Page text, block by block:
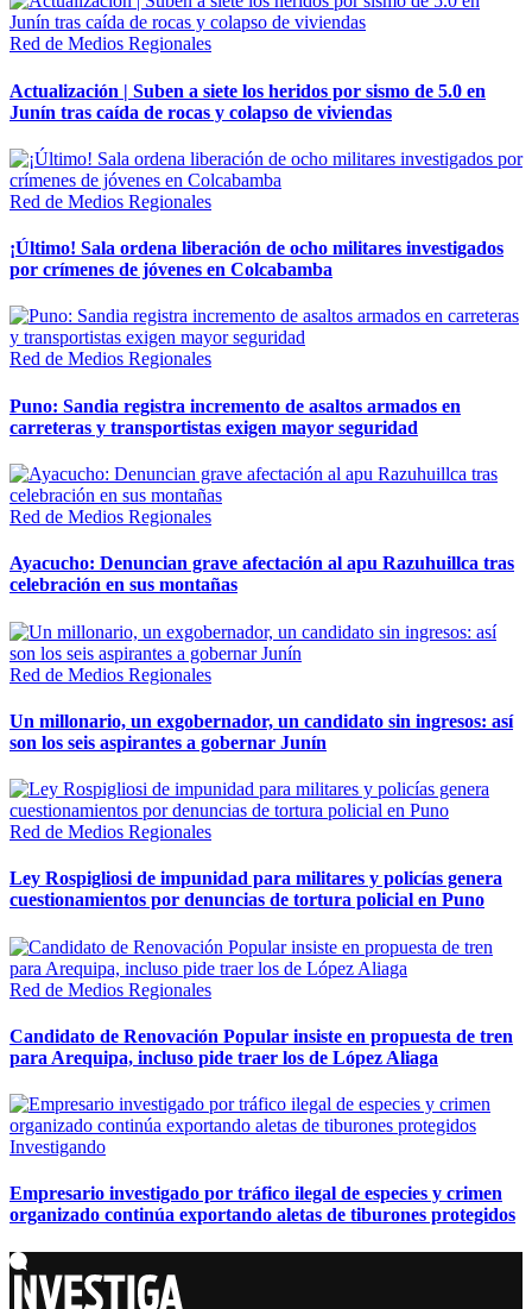
Red de Medios Regionales
Actualización | Suben a siete los heridos por sismo de 5.0 en
Junín tras caída de rocas y colapso de viviendas
Red de Medios Regionales
¡Último! Sala ordena liberación de ocho militares investigados
por crímenes de jóvenes en Colcabamba
Red de Medios Regionales
Puno: Sandia registra incremento de asaltos armados en
carreteras y transportistas exigen mayor seguridad
Red de Medios Regionales
Ayacucho: Denuncian grave afectación al apu Razuhuillca tras
celebración en sus montañas
Red de Medios Regionales
Un millonario, un exgobernador, un candidato sin ingresos: así
son los seis aspirantes a gobernar Junín
Red de Medios Regionales
Ley Rospigliosi de impunidad para militares y policías genera
cuestionamientos por denuncias de tortura policial en Puno
Red de Medios Regionales
Candidato de Renovación Popular insiste en propuesta de tren
para Arequipa, incluso pide traer los de López Aliaga
Investigando
Empresario investigado por tráfico ilegal de especies y crimen
organizado continúa exportando aletas de tiburones protegidos